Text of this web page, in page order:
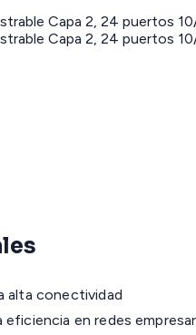
alta conectividad
en redes